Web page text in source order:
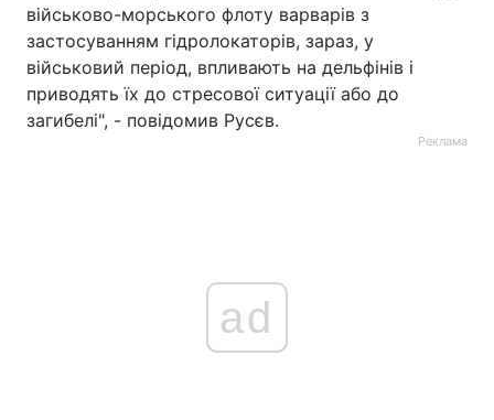
військово-морського флоту варварів з
застосуванням гідролокаторів, зараз, у
військовий період, впливають на дельфінів і
приводять їх до стресової ситуації або до
загибелі", - повідомив Русєв.
Реклама
ad